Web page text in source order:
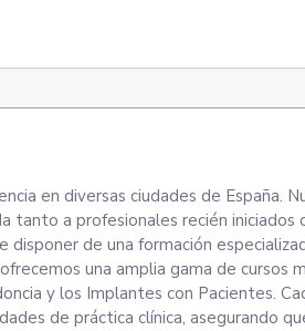
en diversas ciudades de España.
tanto a profesionales recién iniciados
disponer de una formación
una amplia gama de cursos
y los Implantes con Pacientes.
de práctica clínica, asegurando